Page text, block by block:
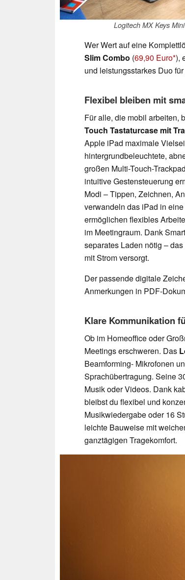
Logitech MX Keys Mini
Wer Wert auf eine
Slim Combo (69,90 Euro ),
und leistungsstarkes Duo
Flexibel bleiben mit
Für alle, die mobil arbeiten,
Touch Tastaturcase mit
Apple iPad maximale
hintergrundbeleuchtete,
großen Multi-Touch-
intuitive Gestensteuerung
Modi – Tippen, Zeichnen,
verwandeln das iPad in
ermöglichen flexibles
im Meetingraum. Dank
separates Laden nötig –
mit Strom versorgt.
Der passende digitale
Anmerkungen in PDF-
Klare Kommunikation
Ob im Homeoffice oder
Meetings erschweren. Das
Beamforming- Mikrofonen
Sprachübertragung. Seine
Musik oder Videos. Dank
bleibst du flexibel und
Musikwiedergabe oder 16
leichte Bauweise mit
ganztägigen Tragekomfort.